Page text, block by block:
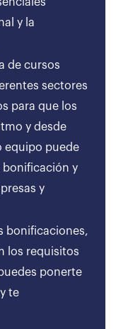
y la
de cursos
sectores
para que los
y desde
equipo puede
bonificación y
y
bonificaciones,
los requisitos
ponerte
te